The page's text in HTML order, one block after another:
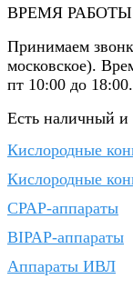
ВРЕМЯ РАБОТЫ
Принимаем
московское).
пт 10:00 до 18:00.
Есть наличный и
Кислородные
Кислородные
CPAP-аппараты
BIPAP-аппараты
Аппараты ИВЛ